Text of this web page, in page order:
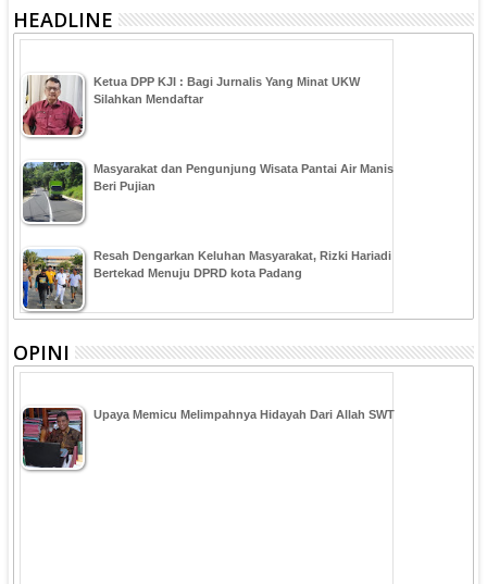
HEADLINE
Ketua DPP KJI : Bagi Jurnalis Yang Minat UKW
Silahkan Mendaftar
Masyarakat dan Pengunjung Wisata Pantai Air Manis
Beri Pujian
Resah Dengarkan Keluhan Masyarakat, Rizki Hariadi
Bertekad Menuju DPRD kota Padang
OPINI
Upaya Memicu Melimpahnya Hidayah Dari Allah SWT